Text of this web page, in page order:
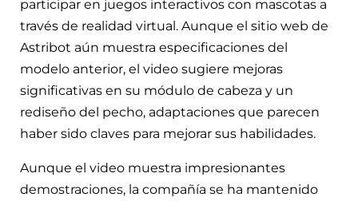
participar en juegos interactivos con mascotas a
través de realidad virtual. Aunque el sitio web de
Astribot aún muestra especificaciones del
modelo anterior, el video sugiere mejoras
significativas en su módulo de cabeza y un
rediseño del pecho, adaptaciones que parecen
haber sido claves para mejorar sus habilidades.
Aunque el video muestra impresionantes
demostraciones, la compañía se ha mantenido